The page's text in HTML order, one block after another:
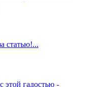
статью!...
этой гадостью -